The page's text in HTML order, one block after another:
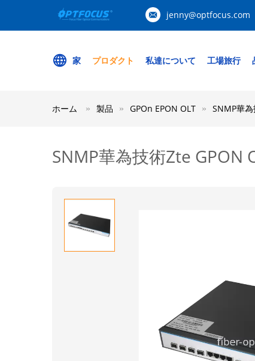
jenny@optfocus.com
家 プロダクト 私達について 工場旅行
ホーム 製品 GPOn EPON OLT SNMP華
SNMP華為技術Zte GPON